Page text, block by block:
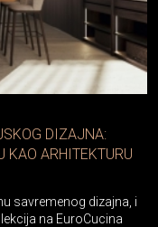
DIZAJNA:
KAO ARHITEKTURU
savremenog dizajna, i
na EuroCucina